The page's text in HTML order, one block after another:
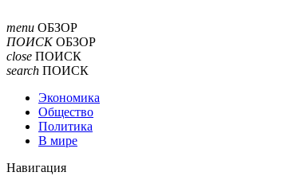
menu ОБЗОР
ПОИСК ОБЗОР
close ПОИСК
search ПОИСК
Экономика
Общество
Политика
В мире
Навигация